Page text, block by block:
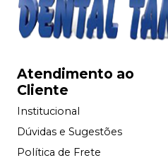
Atendimento ao
Cliente
Institucional
Dúvidas e Sugestões
Política de Frete